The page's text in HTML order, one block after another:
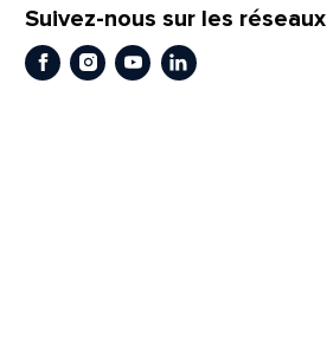
Suivez-nous sur les réseaux
Facebook
Instagram
YoutubeLinkedIn